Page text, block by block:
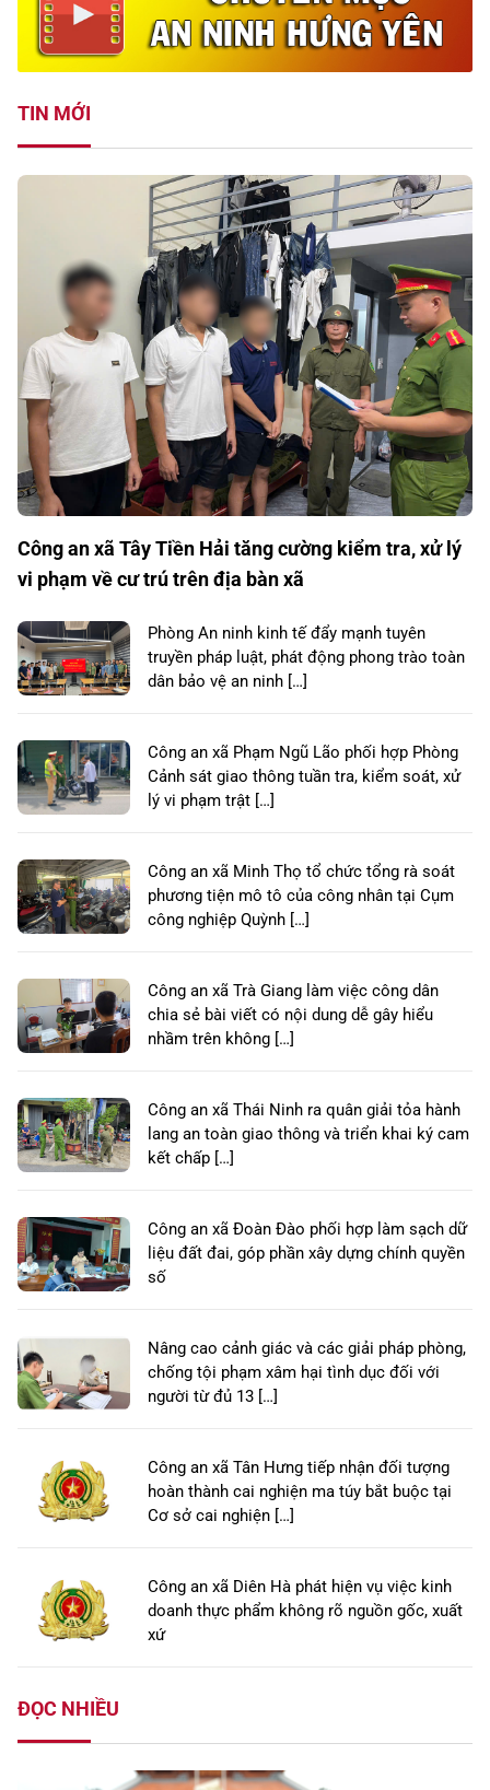
TIN MỚI
Công an xã Tây Tiền Hải tăng cường kiểm tra, xử lý
vi phạm về cư trú trên địa bàn xã
Phòng An ninh kinh tế đẩy mạnh tuyên
truyền pháp luật, phát động phong trào toàn
dân bảo vệ an ninh […]
Công an xã Phạm Ngũ Lão phối hợp Phòng
Cảnh sát giao thông tuần tra, kiểm soát, xử
lý vi phạm trật […]
Công an xã Minh Thọ tổ chức tổng rà soát
phương tiện mô tô của công nhân tại Cụm
công nghiệp Quỳnh […]
Công an xã Trà Giang làm việc công dân
chia sẻ bài viết có nội dung dễ gây hiểu
nhầm trên không […]
Công an xã Thái Ninh ra quân giải tỏa hành
lang an toàn giao thông và triển khai ký cam
kết chấp […]
Công an xã Đoàn Đào phối hợp làm sạch dữ
liệu đất đai, góp phần xây dựng chính quyền
số
Nâng cao cảnh giác và các giải pháp phòng,
chống tội phạm xâm hại tình dục đối với
người từ đủ 13 […]
Công an xã Tân Hưng tiếp nhận đối tượng
hoàn thành cai nghiện ma túy bắt buộc tại
Cơ sở cai nghiện […]
Công an xã Diên Hà phát hiện vụ việc kinh
doanh thực phẩm không rõ nguồn gốc, xuất
xứ
ĐỌC NHIỀU